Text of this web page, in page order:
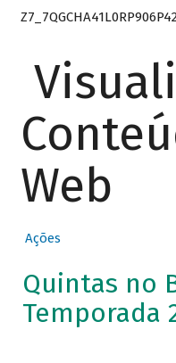
Web
Ações
Quintas no
Temporada